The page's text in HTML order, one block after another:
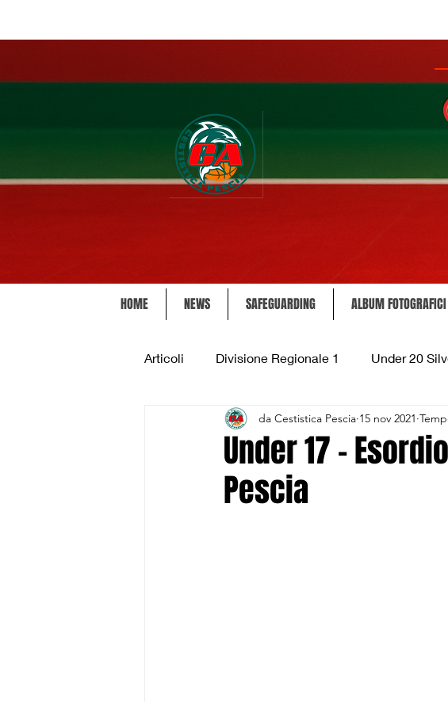
HOME NEWS SAFEGUARDING ALBUM FOTOGRAFICI
Articoli Divisione Regionale 1 Under 20
Under 15 Silver Under 14 Silver
CSI Juniores CSI Under 13
Under 17 –
Pescia
da Cestistica Pescia 15 nov 2021